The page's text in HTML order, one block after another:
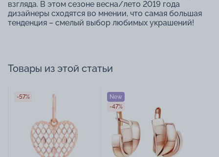
взгляда. В этом сезоне весна/лето 2019 года
дизайнеры сходятся во мнении, что самая большая
тенденция – смелый выбор любимых украшений!
Товары из этой статьи
-57%
New
-47%